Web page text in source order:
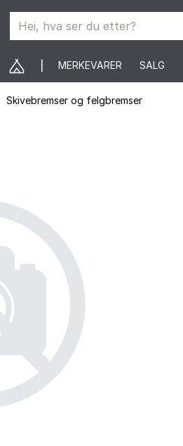
MERKEVARER SALG
Skivebremser og felgbremser